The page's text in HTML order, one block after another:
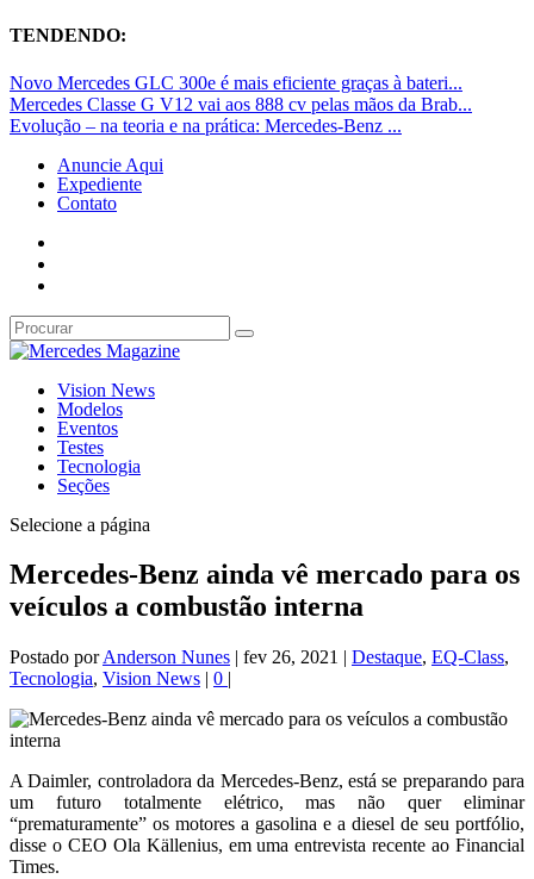
TENDENDO:
Novo Mercedes GLC 300e é mais eficiente graças à bateri...
Mercedes Classe G V12 vai aos 888 cv pelas mãos da Brab...
Evolução – na teoria e na prática: Mercedes-Benz ...
Anuncie Aqui
Expediente
Contato
Vision News
Modelos
Eventos
Testes
Tecnologia
Seções
Selecione a página
Mercedes-Benz ainda vê mercado para os
veículos a combustão interna
Postado porAnderson Nunes | fev 26, 2021 | Destaque, EQ-Class,
Tecnologia, Vision News | 0 |
A Daimler, controladora da Mercedes-Benz, está se preparando para
um futuro totalmente elétrico, mas não quer eliminar
“prematuramente” os motores a gasolina e a diesel de seu portfólio,
disse o CEO Ola Källenius, em uma entrevista recente ao Financial
Times.